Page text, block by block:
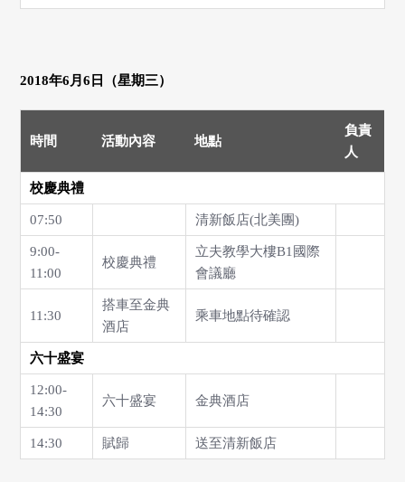
2018年6月6日（星期三）
時間 活動內容 地點
負責
人
校慶典禮
07:50 清新飯店(北美團)
9:00-
11:00
校慶典禮
立夫教學大樓B1國際
會議廳
11:30
搭車至金典
酒店
乘車地點待確認
六十盛宴
12:00-
14:30
六十盛宴 金典酒店
14:30 賦歸 送至清新飯店